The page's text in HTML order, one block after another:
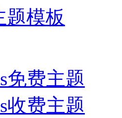
题模板
免费主题
收费主题